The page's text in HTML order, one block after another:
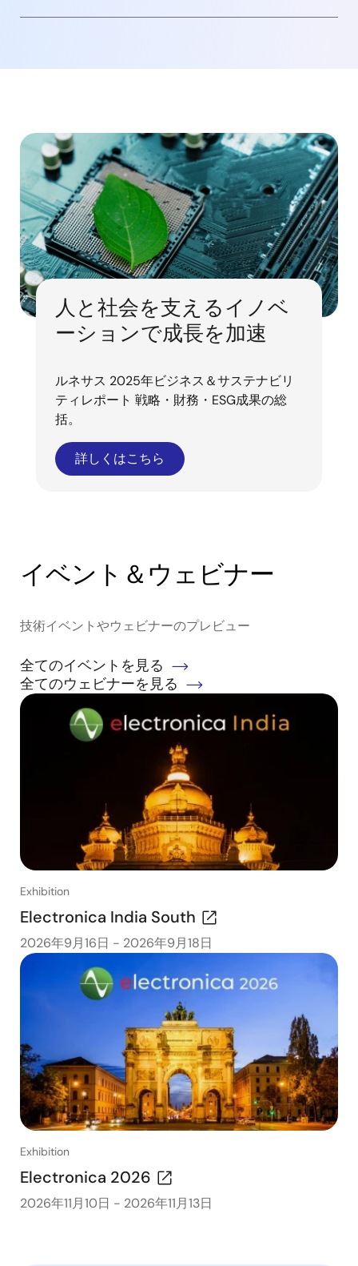
人と社会を支えるイノベ
ーションで成長を加速
ルネサス 2025年ビジネス＆サステナビリ
ティレポート 戦略・財務・ESG成果の総
括。
詳しくはこちら
イベント＆ウェビナー
技術イベントやウェビナーのプレビュー
全てのイベントを見る
全てのウェビナーを見る
Exhibition
Electronica India South
2026年9月16日 - 2026年9月18日
Exhibition
Electronica 2026
2026年11月10日 - 2026年11月13日